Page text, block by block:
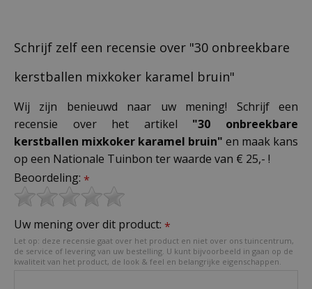
Schrijf zelf een recensie over "30 onbreekbare
kerstballen mixkoker karamel bruin"
Wij zijn benieuwd naar uw mening! Schrijf een
recensie over het artikel "30 onbreekbare
kerstballen mixkoker karamel bruin" en maak kans
op een Nationale Tuinbon ter waarde van € 25,- !
Beoordeling: *
Uw mening over dit product: *
Let op: deze recensie gaat over het product en niet over ons tuincentrum,
de service of levering van uw bestelling. U kunt bijvoorbeeld in gaan op de
kwaliteit van het product, de look & feel en belangrijke eigenschappen.